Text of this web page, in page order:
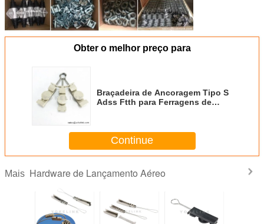
Obter o melhor preço para
Braçadeira de Ancoragem Tipo S
Adss Ftth para Ferragens de
Continue
Mais Hardware de Lançamento Aéreo